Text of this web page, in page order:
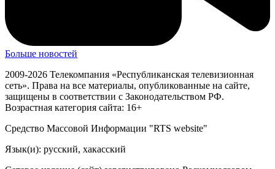
Больше новостей
2009-2026 Телекомпания «Республиканская телевизионная
сеть». Права на все материалы, опубликованные на сайте,
защищены в соответствии с Законодательством РФ.
Возрастная категория сайта: 16+
Средство Массовой Информации "RTS website"
Язык(и): русский, хакасский